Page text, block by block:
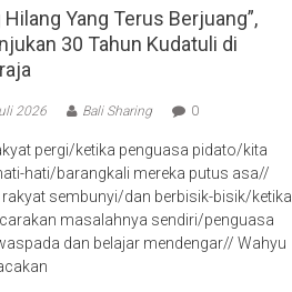
Hilang Yang Terus Berjuang”,
30 Tahun Kudatuli di
2026 Bali Sharing 0
pergi/ketika penguasa pidato/kita
hati/barangkali mereka putus asa//
sembunyi/dan berbisik-bisik/ketika
masalahnya sendiri/penguasa
dan belajar mendengar// Wahyu